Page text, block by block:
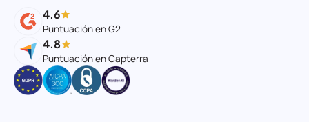
4.6
Puntuación en G2
4.8
Puntuación en Capterra